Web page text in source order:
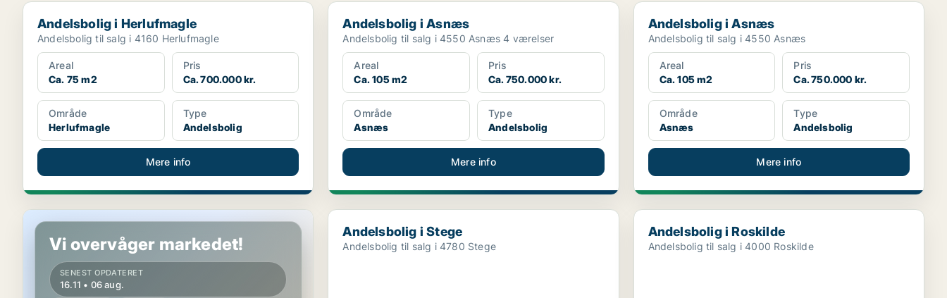
Andelsbolig i Herlufmagle
Andelsbolig i Herlufmagle
Andelsbolig til salg i 4160 Herlufmagle
Areal
Ca. 75 m2
Pris
Ca. 700.000 kr.
Område
Herlufmagle
Type
Andelsbolig
Mere info
Andelsbolig i Asnæs
Andelsbolig i Asnæs
Andelsbolig til salg i 4550 Asnæs 4 værelser
Areal
Ca. 105 m2
Pris
Ca. 750.000 kr.
Område
Asnæs
Type
Andelsbolig
Mere info
Andelsbolig i Asnæs
Andelsbolig i Asnæs
Andelsbolig til salg i 4550 Asnæs
Areal
Ca. 105 m2
Pris
Ca. 750.000 kr.
Område
Asnæs
Type
Andelsbolig
Mere info
Andelsbolig i Herlufmagle
Vi overvåger markedet!
SENEST OPDATERET
16.11 • 06 aug.
Andelsbolig i Stege
Andelsbolig i Stege
Andelsbolig til salg i 4780 Stege
Andelsbolig i Roskilde
Andelsbolig i Roskilde
Andelsbolig til salg i 4000 Roskilde